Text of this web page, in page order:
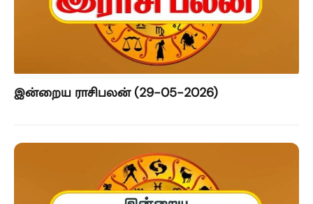
இன்றைய ராசிபலன் (29-05-2026)